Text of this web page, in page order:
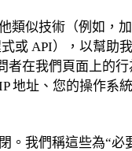
類似技術（例如，
或 API），以幫助
者在我們頁面上的
地址、您的操作系
我們稱這些為“必